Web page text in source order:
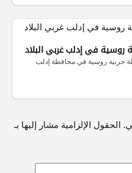
روسية في إدلب غربي البلاد
حربية روسية في محافظة إدلب
الحقول الإلزامية مشار إليها بـ